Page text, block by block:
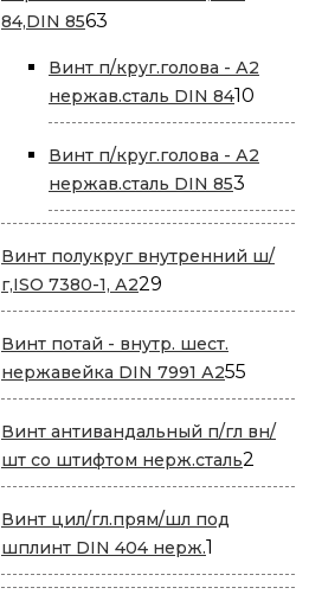
84,DIN 8563
Винт п/круг.голова - А2
нержав.сталь DIN 8410
Винт п/круг.голова - А2
нержав.сталь DIN 853
товара
Винт полукруг внутренний ш/
г,ISO 7380-1, А229
товаров
Винт потай - внутр. шест.
нержавейка DIN 7991 А255
Винт антивандальный п/гл вн/
шт со штифтом нерж.сталь2
Винт цил/гл.прям/шл под
шплинт DIN 404 нерж.1
товар